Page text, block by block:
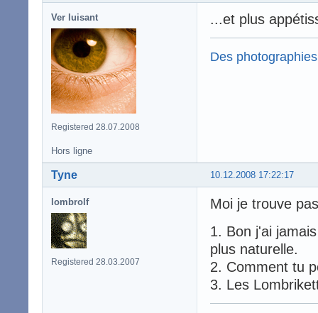
Ver luisant
Registered 28.07.2008
...et plus
Des
Hors ligne
10.12.2008 17:22:17
Tyne
lombrolf
Registered 28.03.2007
Moi je trouve
1. Bon j'ai
plus naturelle.
2. Comment tu
3. Les